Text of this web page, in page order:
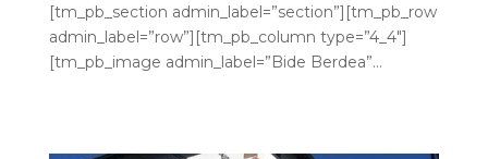
[tm_pb_section admin_label=”section”][tm_pb_row
admin_label=”row”][tm_pb_column type=”4_4″]
[tm_pb_image admin_label=”Bide Berdea”...